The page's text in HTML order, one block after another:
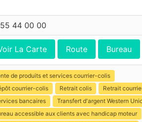
44 00 00
La Carte Route Bureau
de produits et services courrier-colis
courrier-colis
Retrait colis
Retrait
bancaires
Transfert d'argent Western
accessible aux clients avec handicap moteur